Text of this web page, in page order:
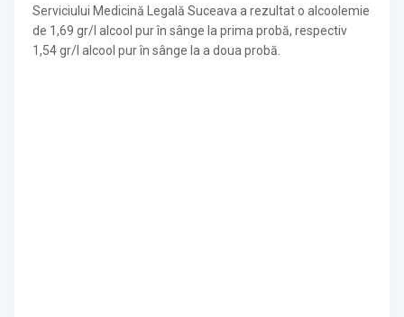
Serviciului Medicină Legală Suceava a rezultat o alcoolemie
de 1,69 gr/l alcool pur în sânge la prima probă, respectiv
1,54 gr/l alcool pur în sânge la a doua probă.